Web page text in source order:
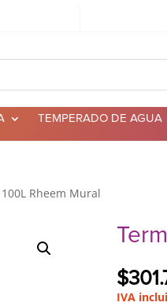
TEMPERADO DE AGUA
Rheem Mural
$
IVA